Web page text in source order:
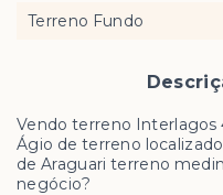
Vendo terreno Interlagos
Ágio de terreno
de Araguari terreno
negócio?
Terreno Fundo